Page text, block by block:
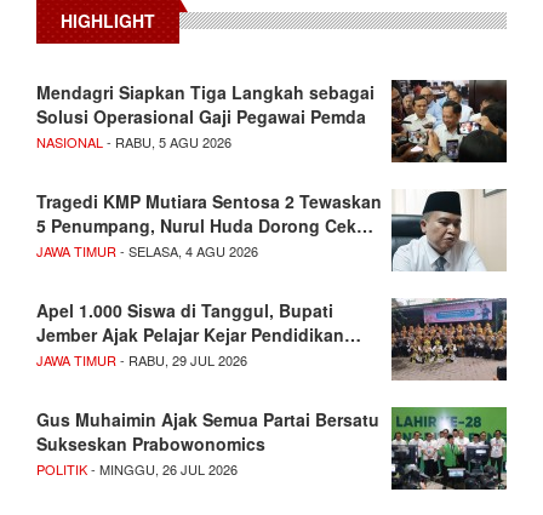
HIGHLIGHT
Mendagri Siapkan Tiga Langkah sebagai
Solusi Operasional Gaji Pegawai Pemda
NASIONAL - RABU, 5 AGU 2026
Tragedi KMP Mutiara Sentosa 2 Tewaskan
5 Penumpang, Nurul Huda Dorong Cek…
JAWA TIMUR - SELASA, 4 AGU 2026
Apel 1.000 Siswa di Tanggul, Bupati
Jember Ajak Pelajar Kejar Pendidikan…
JAWA TIMUR - RABU, 29 JUL 2026
Gus Muhaimin Ajak Semua Partai Bersatu
Sukseskan Prabowonomics
POLITIK- MINGGU, 26 JUL 2026